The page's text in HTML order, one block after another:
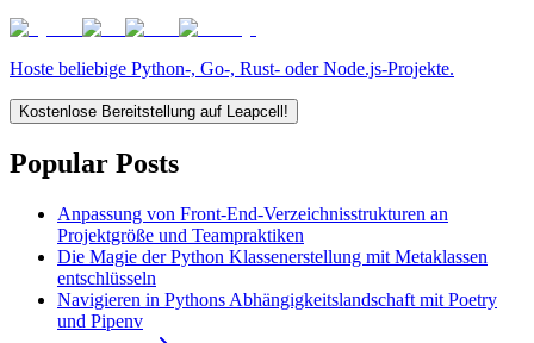
Hoste beliebige Python-, Go-, Rust- oder Node.js-Projekte.
Kostenlose Bereitstellung auf Leapcell!
Popular Posts
Anpassung von Front-End-Verzeichnisstrukturen an
Projektgröße und Teampraktiken
Die Magie der Python Klassenerstellung mit Metaklassen
entschlüsseln
Navigieren in Pythons Abhängigkeitslandschaft mit Poetry
und Pipenv